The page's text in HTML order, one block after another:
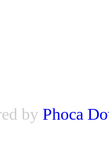
by Phoca